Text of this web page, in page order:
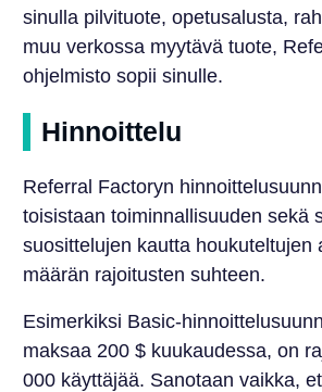
sinulla pilvituote, opetusalusta,
muu verkossa myytävä tuote,
ohjelmisto sopii sinulle.
Hinnoittelu
Referral Factoryn
toisistaan toiminnallisuuden sekä
suosittelujen kautta houkuteltujen
määrän rajoitusten suhteen.
Esimerkiksi Basic-
maksaa 200 $ kuukaudessa, on
000 käyttäjää. Sanotaan vaikka,